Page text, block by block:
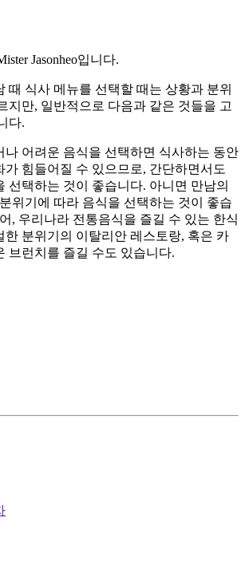
Jasonheo입니다.
때 식사 메뉴를 선택할 때는 상황과 분위
지만, 일반적으로 다음과 같은 것들을 고
다.
나 어려운 음식을 선택하면 식사하는 동안
가 힘들어질 수 있으므로, 간단하면서도
선택하는 것이 좋습니다. 아니면 만남의
위기에 따라 음식을 선택하는 것이 좋습
, 우리나라 전통음식을 즐길 수 있는 한식
한 분위기의 이탈리안 레스토랑, 혹은 카
브런치를 즐길 수도 있습니다.